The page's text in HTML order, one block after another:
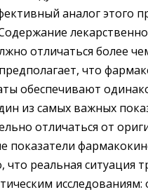
аналог этого
отличаться более
что
обеспечивают
из самых важных
отличаться от
показатели
реальная ситуация
исследованиям: